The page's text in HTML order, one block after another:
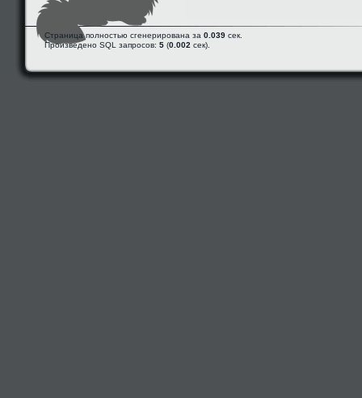
Страница полностью сгенерирована за 0.039 сек.
Произведено SQL запросов: 5 (0.002 сек).